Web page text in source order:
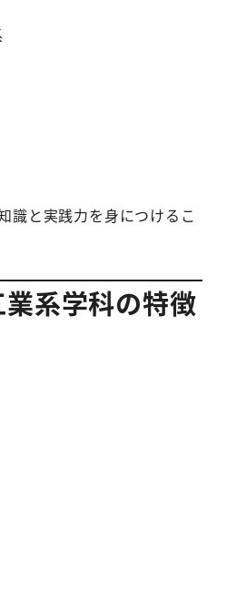
識と実践力を身につけるこ
系学科の特徴